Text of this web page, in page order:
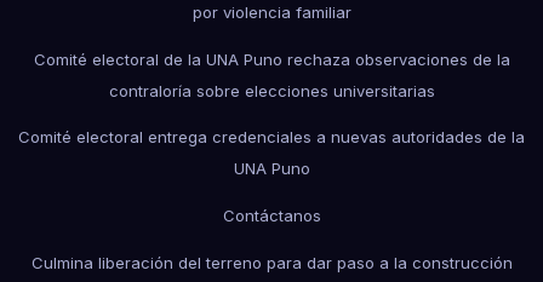
por violencia familiar
Comité electoral de la UNA Puno rechaza observaciones de la
contraloría sobre elecciones universitarias
Comité electoral entrega credenciales a nuevas autoridades de la
UNA Puno
Contáctanos
Culmina liberación del terreno para dar paso a la construcción